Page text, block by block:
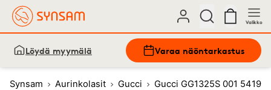
Valikko
Löydä myymälä Varaa näöntarkastus
Synsam Aurinkolasit Gucci Gucci GG1325S 001 5419